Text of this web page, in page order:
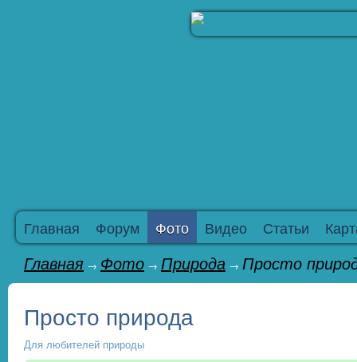
Главная Форум Фото Видео Статьи
Главная → Фото → Природа → Просто
Просто природа
Для любителей природы